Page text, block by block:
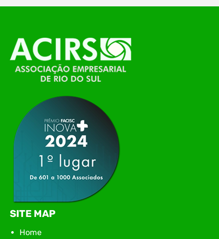
O Polo ACATE-ACIRS, por meio do NIAVI – Núcleo
de Tecnologia da Informação do Alto Vale do
Itajaí, realizou, no dia 21 de julho, o evento
Conexão Tech NIAVI, reunindo empresas de
tecnologia da região para uma noite de
apresentação de novas iniciativas para o setor. O
encontro aconteceu em Rio…
SITE MAP
Home